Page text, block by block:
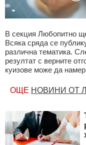
В секция Любопитно
Всяка сряда се
различна тематика.
резултат с верните
куизове може да
ОЩЕ НОВИНИ ОТ